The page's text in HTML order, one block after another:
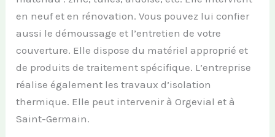
en neuf et en rénovation. Vous pouvez lui confier
aussi le démoussage et l’entretien de votre
couverture. Elle dispose du matériel approprié et
de produits de traitement spécifique. L’entreprise
réalise également les travaux d’isolation
thermique. Elle peut intervenir à Orgevial et à
Saint-Germain.